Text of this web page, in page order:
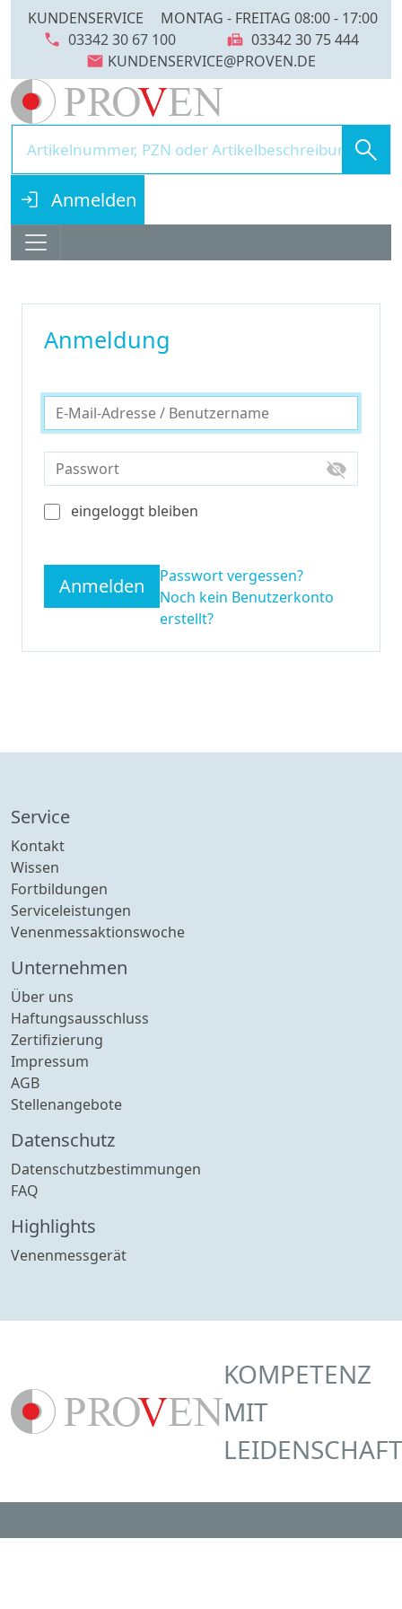
KUNDENSERVICE MONTAG - FREITAG 08:00 - 17:00
call 03342 30 67 100 fax 03342 30 75 444
mail
search
login Anmelden
Anmeldung
visibility_off
eingeloggt bleiben
Anmelden
Passwort vergessen?
Noch kein Benutzerkonto
erstellt?
Service
Kontakt
Wissen
Fortbildungen
Serviceleistungen
Venenmessaktionswoche
Unternehmen
Über uns
Haftungsausschluss
Zertifizierung
Impressum
AGB
Stellenangebote
Datenschutz
Datenschutzbestimmungen
FAQ
Highlights
Venenmessgerät
KOMPETENZ
MIT
LEIDENSCHAFT